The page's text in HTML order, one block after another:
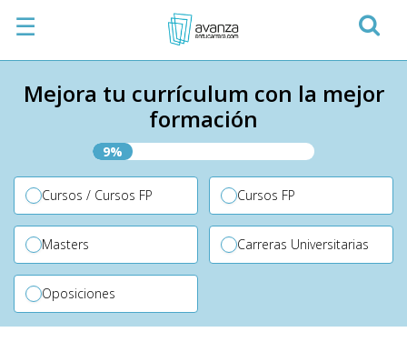
☰
Mejora tu currículum con la mejor
formación
9%
Cursos / Cursos FP Cursos FP
Masters Carreras Universitarias
Oposiciones